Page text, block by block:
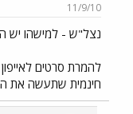
11/9/10
נצל"ש - למישהו יש
חינמית שתעשה את